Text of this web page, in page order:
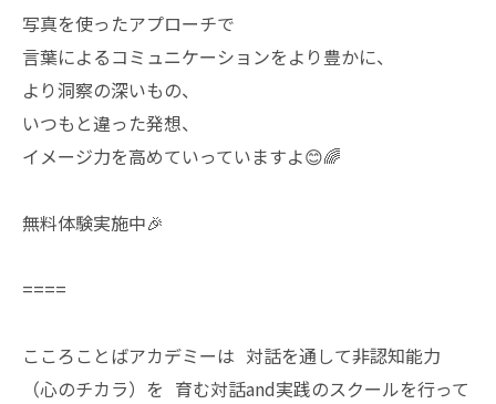
写真を使ったアプローチで
言葉によるコミュニケーションをより豊かに、
より洞察の深いもの、
いつもと違った発想、
イメージ力を高めていっていますよ😊🌈
無料体験実施中🎉
====
こころことばアカデミーは 対話を通して非認知能力
（心のチカラ）を 育む対話and実践のスクールを行って